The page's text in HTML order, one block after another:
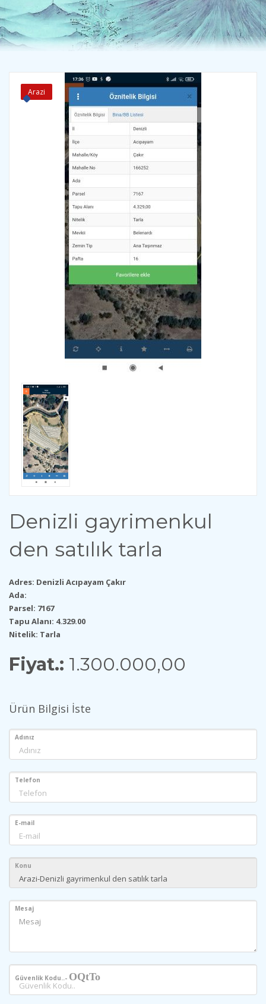
Arazi
Denizli gayrimenkul
den satılık tarla
Adres: Denizli Acıpayam Çakır
Ada:
Parsel: 7167
Tapu Alanı: 4.329.00
Nitelik: Tarla
Fiyat.: 1.300.000,00
Ürün Bilgisi İste
Adınız
Telefon
E-mail
Konu
Mesaj
Güvenlik Kodu..- OQtTo